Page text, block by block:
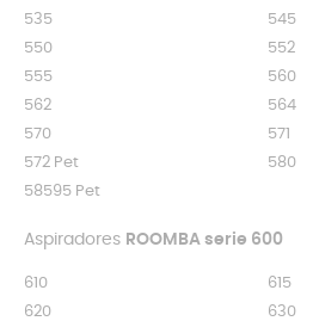
535
545
550
552
555
560
562
564
570
571
572 Pet
580
58595 Pet
Aspiradores ROOMBA serie 600
610
615
620
630